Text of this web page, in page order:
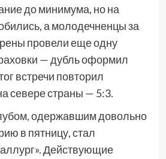
до минимума, но на
а молодечненцы за
провели еще одну
— дубль оформил
встречи повторил
севере страны — 5:3.
одержавшим довольно
в пятницу, стал
Действующие